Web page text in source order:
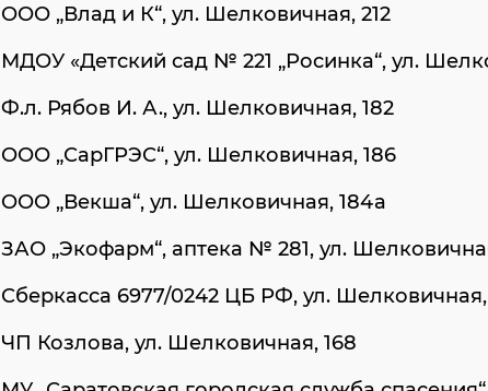
ООО „Влад и К“, ул. Шелковичная, 212
МДОУ «Детский сад № 221 „Росинка“, ул.
Ф.л. Рябов И. А., ул. Шелковичная, 182
ООО „СарГРЭС“, ул. Шелковичная, 186
ООО „Векша“, ул. Шелковичная, 184а
ЗАО „Экофарм“, аптека № 281, ул.
Сберкасса 6977/0242 ЦБ РФ, ул. Шелковичная,
ЧП Козлова, ул. Шелковичная, 168